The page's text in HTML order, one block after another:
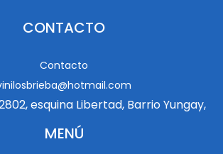
CONTACTO
Contacto
esquina Libertad, Barrio Yungay,
MENÚ